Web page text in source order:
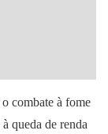
combate à fome
queda de renda